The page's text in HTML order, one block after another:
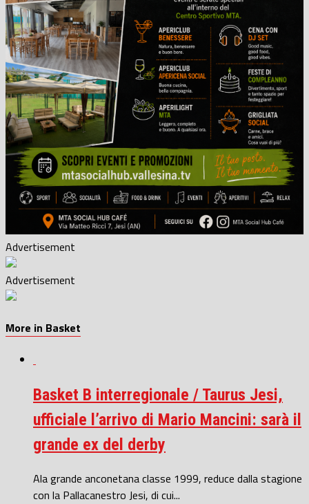
Advertisement
Advertisement
More in Basket
Basket B interregionale / Taurus Jesi,
ufficiale l’arrivo di Mario Mancini: sarà il
grande ex del derby
Ala grande anconetana classe 1999, reduce dalla stagione
con la Pallacanestro Jesi, di cui...